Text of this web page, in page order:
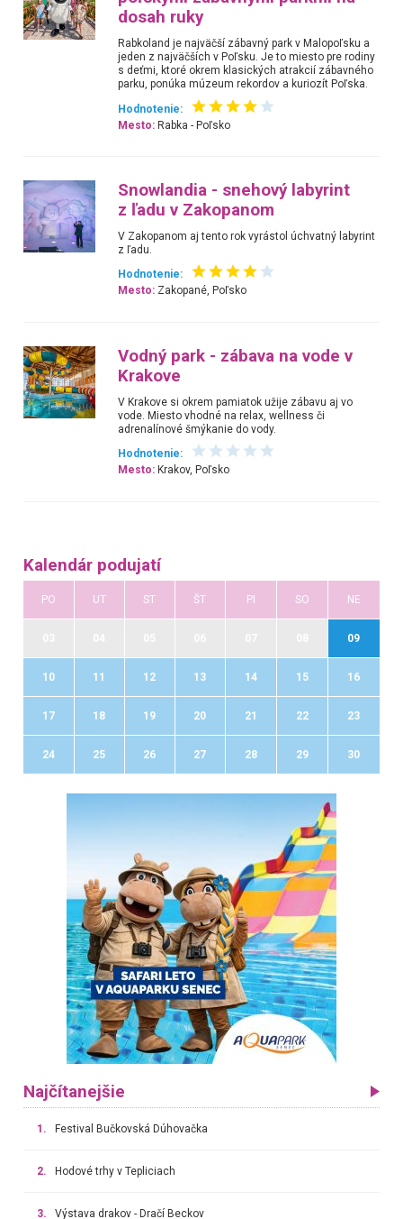
dosah ruky
Rabkoland je najväčší zábavný park v Malopoľsku a
jeden z najväčších v Poľsku. Je to miesto pre rodiny
s deťmi, ktoré okrem klasických atrakcií zábavného
parku, ponúka múzeum rekordov a kuriozít Poľska.
Hodnotenie:
Mesto: Rabka - Poľsko
Snowlandia - snehový labyrint
z ľadu v Zakopanom
V Zakopanom aj tento rok vyrástol úchvatný labyrint
z ľadu.
Hodnotenie:
Mesto: Zakopané, Poľsko
Vodný park - zábava na vode v
Krakove
V Krakove si okrem pamiatok užije zábavu aj vo
vode. Miesto vhodné na relax, wellness či
adrenalínové šmýkanie do vody.
Hodnotenie:
Mesto: Krakov, Poľsko
Kalendár podujatí
PO UT ST ŠT PI SO NE
09
10 11 12 13 14 15 16
17 18 19 20 21 22 23
24 25 26 27 28 29 30
Najčítanejšie
1. Festival Bučkovská Dúhovačka
2. Hodové trhy v Tepliciach
3. Výstava drakov - Dračí Beckov